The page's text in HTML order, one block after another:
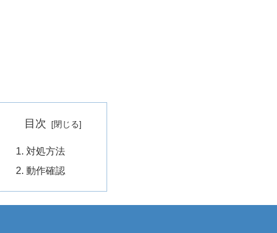
目次
対処方法
動作確認